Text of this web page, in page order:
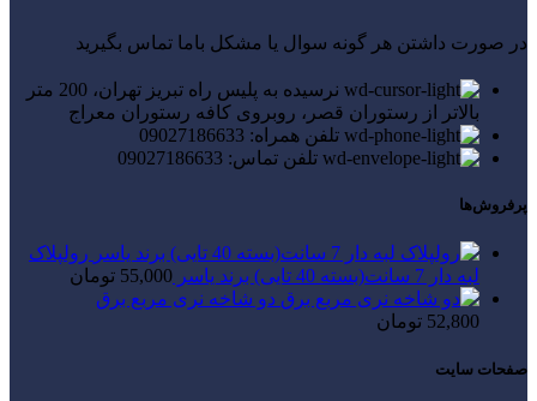
در صورت داشتن هر گونه سوال یا مشکل باما تماس بگیرید
نرسیده به پلیس راه تبریز تهران، 200 متر
بالاتر از رستوران قصر، روبروی کافه رستوران معراج
تلفن همراه: 09027186633
تلفن تماس: 09027186633
پرفروش‌ها
رولپلاک
لبه دار 7 سانت(بسته 40 تایی) برند یاسر
55,000 تومان
دو شاخه نری مربع برق
52,800 تومان
صفحات سایت